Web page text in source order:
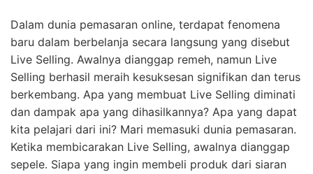
Dalam dunia pemasaran online, terdapat fenomena
baru dalam berbelanja secara langsung yang disebut
Live Selling. Awalnya dianggap remeh, namun Live
Selling berhasil meraih kesuksesan signifikan dan terus
berkembang. Apa yang membuat Live Selling diminati
dan dampak apa yang dihasilkannya? Apa yang dapat
kita pelajari dari ini? Mari memasuki dunia pemasaran.
Ketika membicarakan Live Selling, awalnya dianggap
sepele. Siapa yang ingin membeli produk dari siaran